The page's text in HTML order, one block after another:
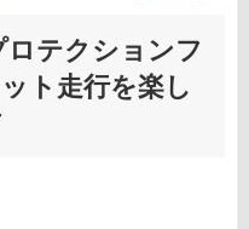
ロテクションフ
ト走行を楽し